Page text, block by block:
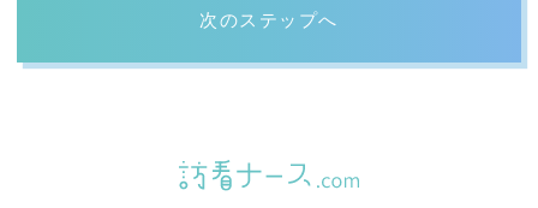
次のステップへ